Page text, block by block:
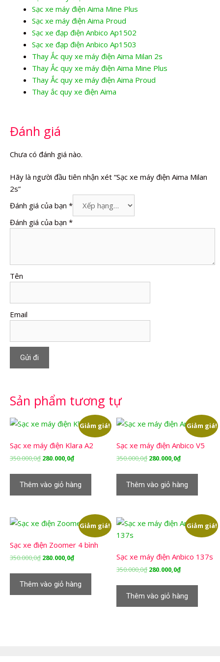
Sạc xe máy điện Aima Mine Plus
Sạc xe máy điện Aima Proud
Sạc xe đạp điện Anbico Ap1502
Sạc xe đạp điện Anbico Ap1503
Thay Ắc quy xe máy điện Aima Milan 2s
Thay Ắc quy xe máy điện Aima Mine Plus
Thay Ắc quy xe máy điện Aima Proud
Thay ắc quy xe điện Aima
Đánh giá
Chưa có đánh giá nào.
Hãy là người đầu tiên nhận xét “Sạc xe máy điện Aima Milan
2s”
Đánh giá của bạn *
Đánh giá của bạn *
Tên
Email
Sản phẩm tương tự
Giảm giá!
Sạc xe máy điện Klara A2
350.000,0₫ Giá
350.000,0₫.
280.000,0₫Giá
là:
280.000,0₫.
Thêm vào giỏ hàng
Giảm giá!
Sạc xe máy điện Anbico V5
350.000,0₫ Giá
350.000,0₫.
280.000,0₫Giá
là:
280.000,0₫.
Thêm vào giỏ hàng
Giảm giá!
Sạc xe điện Zoomer 4 bình
350.000,0₫ Giá
350.000,0₫.
280.000,0₫Giá
là:
280.000,0₫.
Thêm vào giỏ hàng
Giảm giá!
Sạc xe máy điện Anbico 137s
350.000,0₫ Giá
350.000,0₫.
280.000,0₫Giá
là:
280.000,0₫.
Thêm vào giỏ hàng